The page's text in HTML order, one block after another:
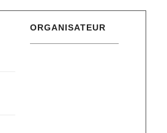
ORGANISATEUR